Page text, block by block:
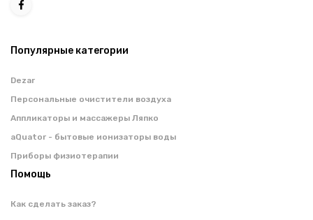
Популярные категории
Dezar
Персональные очистители воздуха
Аппликаторы и массажеры Ляпко
aQuator - бытовые ионизаторы воды
Приборы физиотерапии
Помощь
Как сделать заказ?